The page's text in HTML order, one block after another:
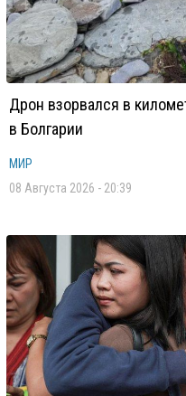
Дрон взорвался в
в Болгарии
МИР
08 Августа 2026 - 20:39